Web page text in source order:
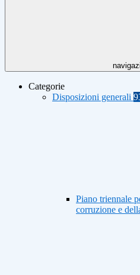
Categorie
Disposizioni generali
Piano triennale
corruzione e